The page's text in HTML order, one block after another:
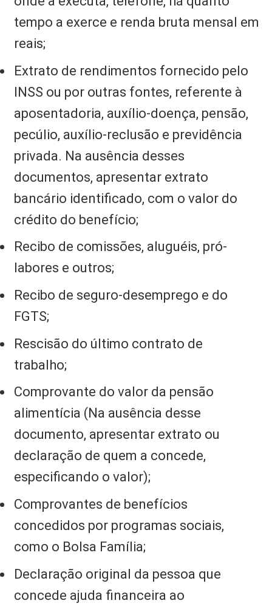
tempo a exerce e renda bruta mensal em
reais;
Extrato de rendimentos fornecido pelo
INSS ou por outras fontes, referente à
aposentadoria, auxílio-doença, pensão,
pecúlio, auxílio-reclusão e previdência
privada. Na ausência desses
documentos, apresentar extrato
bancário identificado, com o valor do
crédito do benefício;
Recibo de comissões, aluguéis, pró-
labores e outros;
Recibo de seguro-desemprego e do
FGTS;
Rescisão do último contrato de
trabalho;
Comprovante do valor da pensão
alimentícia (Na ausência desse
documento, apresentar extrato ou
declaração de quem a concede,
especificando o valor);
Comprovantes de benefícios
concedidos por programas sociais,
como o Bolsa Família;
Declaração original da pessoa que
concede ajuda financeira ao